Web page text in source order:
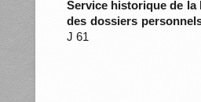
Service historique de la
des dossiers
J 61